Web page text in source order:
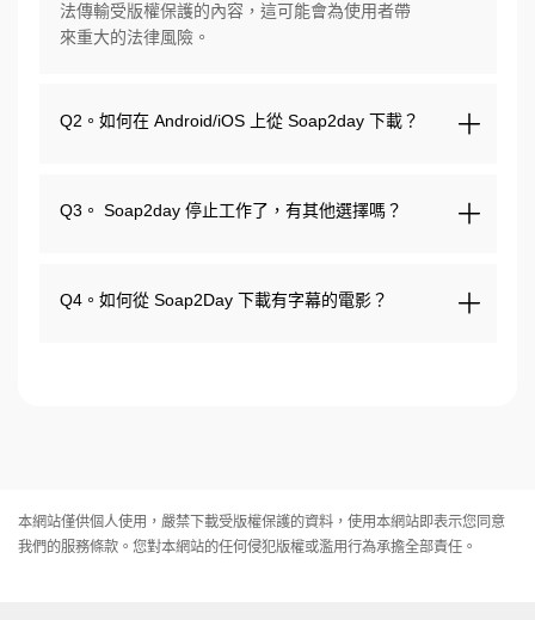
法傳輸受版權保護的內容，這可能會為使用者帶
來重大的法律風險。
Q2。如何在 Android/iOS 上從 Soap2day 下載？
Q3。 Soap2day 停止工作了，有其他選擇嗎？
Q4。如何從 Soap2Day 下載有字幕的電影？
本網站僅供個人使用，嚴禁下載受版權保護的資料，使用本網站即表示您同意
我們的服務條款 。您對本網站的任何侵犯版權或濫用行為承擔全部責任。